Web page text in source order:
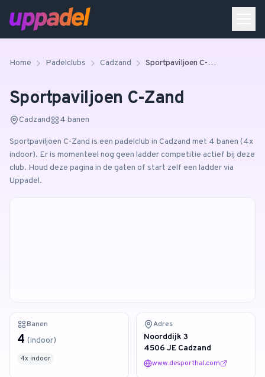
van 128 reviews
Home Padelclubs Cadzand Sportpaviljoen C-Zand
Sportpaviljoen C-Zand
Cadzand 4 banen
Sportpaviljoen C-Zand is een padelclub in Cadzand met 4 banen (4x
indoor). Er is momenteel nog geen ladder competitie actief bij deze
club. Houd deze pagina in de gaten of start zelf een ladder via
Uppadel.
Banen
4 (indoor)
4x indoor
Adres
Noorddijk 3
4506 JE Cadzand
www.desporthal.com